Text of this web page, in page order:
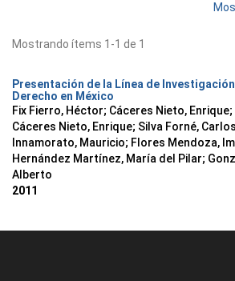
Mostrando ítems 1-1 de 1
Presentación de la Línea de
Derecho en México
Fix Fierro, Héctor; Cáceres Nieto, Enrique;
Cáceres Nieto, Enrique; Silva Forné, Carlos
Innamorato, Mauricio; Flores Mendoza,
Hernández Martínez, María del Pilar;
Alberto
2011